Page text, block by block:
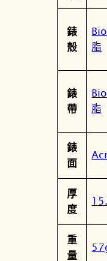
錶
殼
脂
錶
帶
脂
錶
面
厚
度
重
量